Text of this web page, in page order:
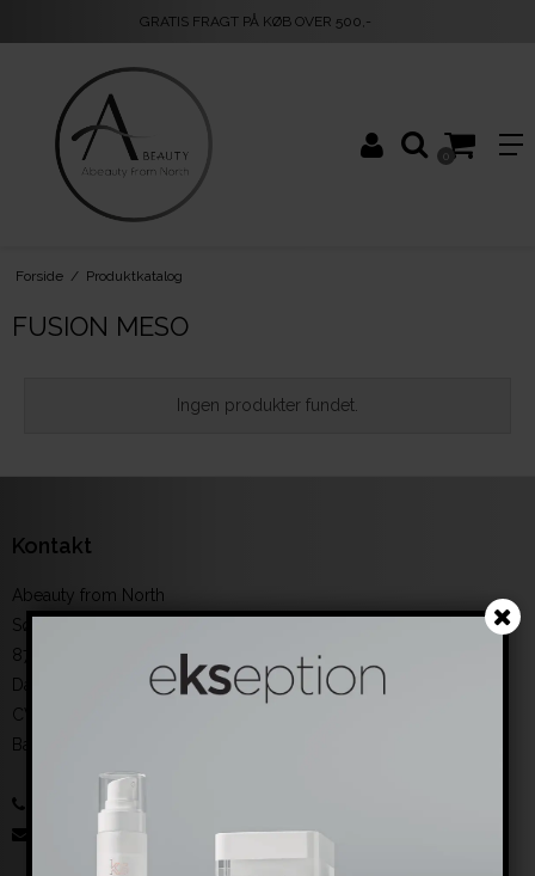
GRATIS FRAGT PÅ KØB OVER 500,-
0
Forside / Produktkatalog
FUSION MESO
Ingen produkter fundet.
Kontakt
Abeauty from North
Sønderbrogade 6. baghuset
8700 Horsens
Danmark
CVR-nummer
Bankoplysninger
salg@abeauty.dk